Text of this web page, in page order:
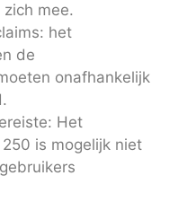
mee.
het
de
onafhankelijk
Het
is mogelijk niet